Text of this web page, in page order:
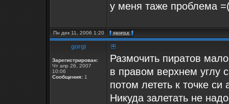
у меня таже проблема
Пн дек 11, 2006 1:20
gorgi
Зарегистрирован:
Чт апр 26, 2007
10:06
Сообщения: 1
Размочить пиратов
в правом верхнем углу
потом лететь к точке
Никуда залетать не